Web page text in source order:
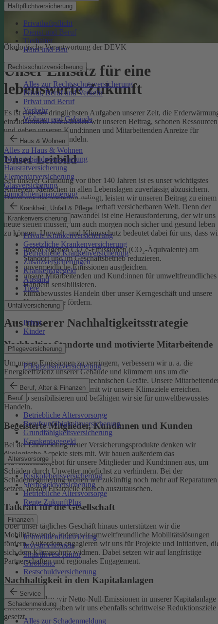
Haftpflichtversicherung
Privathaftpflicht
Dienst und Beruf
Tierhalter
Haus und Bau
Rechtsschutzversicherung
Alles zur Rechtsschutzversicherung
Privat, Beruf und Verkehr
Privat und Beruf
Verkehr
Wohnen und Gebäude
Haus & Wohnen
Alles zu Haus & Wohnen
Wohngebäudeversicherung
Hausratversicherung
Elementarversicherung
Glasversicherung
Immobilienfinanzierung
Krankheit, Unfall & Pflege
Krankenversicherung
Private Krankenversicherung
Gesetzliche Krankenversicherung
Betriebliche Krankenversicherung
Zusatzversicherungen
Krankentagegeld
Ausland
Tiere
Unfallversicherung
Privat
Kinder
Pflegeversicherung
Pflegezusatzversicherung
Beruf, Alter & Finanzen
Beruf
Betriebliche Altersvorsorge
Berufsunfähigkeitsversicherung
Grundfähigkeitsversicherung
Krankentagegeld
Altersvorsorge
Risikolebensversicherung
Sterbegeldversicherung
Betriebliche Altersvorsorge
Rente ZukunftPlus
Finanzen
Immobilienfinanzierung
Investmentfonds
SmartInvest Junior
Girokonto
Restschuldversicherung
Service
Schadenmeldung
Alles zur Schadenmeldung
Ökologische Verantwortung der DEVK
Unser Einsatz für eine
lebenswerte Zukunft
Es ist eine der dringlichsten Aufgaben unserer Zeit, die
einzudämmen. Dazu leisten wir unseren Beitrag, schonen Ressourcen
und geben unseren Kund:innen und Mitarbeitenden Anreize für
umweltbewusstes Handeln.
Unser Leitbild
Seit unserer Gründung vor über 140 Jahren ist es unser wichtigstes
Anliegen, Menschen in allen Lebenslagen zuverlässig abzusichern.
Damit uns das weiterhin gelingt, leisten wir unseren Beitrag zu einem
gesunden Klima und einer dauerhaft versicherbaren Welt. Denn der
menschgemachte Klimawandel ist eine Herausforderung, der wir uns
heute stellen müssen, um auch morgen noch sicher und gesund leben
zu können.Umwelt- und Klimaschutz bedeutet dabei für uns, dass
unsere eigenen CO₂e-Emissionen (CO₂-Äquivalente) am
Standort und im Geschäftsbetrieb reduzieren.
unvermeidliche Emissionen ausgleichen.
unsere Mitarbeitenden und Kund:innen für umweltfreundliches
Handeln sensibilisieren.
klimabewusstes Handeln über unser Kerngeschäft und unsere
Kapitalanlage fördern.
Aus unserer Nachhaltigkeitsstrategie
Nachhaltige Standorte und motivierte Mitarbeitende
Um unsere Emissionen zu verringern, verbessern wir u. a. die
Energieeffizienz unserer Gebäude und kümmern uns um die
Kreislaufwirtschaft unserer technischen Geräte. Unsere
sind ein wichtiger Hebel, damit wir unsere Klimaziele erreichen.
Deshalb sensibilisieren und befähigen wir sie für umweltbewusstes
Handeln.
Begeisterte Mitglieder, Kundinnen und Kunden
Bei der Entwicklung neuer Versicherungsprodukte denken wir
ökologische Aspekte stets mit. Wir bauen außerdem das
Präventionsangebot für unsere Mitglieder und Kund:innen aus, um
Schäden durch Unwetter möglichst zu verhindern. Bei der
Schadenregulierung wollen wir zukünftig noch mehr auf Reparaturen
setzen, anstatt Ersatzteile einfach auszutauschen.
Tatkraft für die Gesellschaft
Über unser tägliches Geschäft hinaus unterstützen wir die
Mobilitätswende, indem wir umweltfreundliche Mobilitätslösungen
fördern. Außerdem engagieren wir uns für Projekte und Initiativen,
sich dem Klimaschutz widmen. Dabei setzen wir auf langfristige
Partnerschaften und regionales Engagement.
Nachhaltigkeit in den Kapitalanlagen
Bis 2050 wollen wir Netto-Null-Emissionen in unserer Kapitalanlage
erreichen. Dazu haben wir uns ebenfalls schrittweise Reduktionsziele
gesetzt.